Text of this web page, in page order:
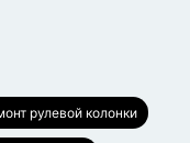
рулевой колонки